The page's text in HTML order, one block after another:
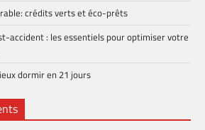
crédits verts et éco-prêts
accident : les essentiels pour optimiser votre
dormir en 21 jours